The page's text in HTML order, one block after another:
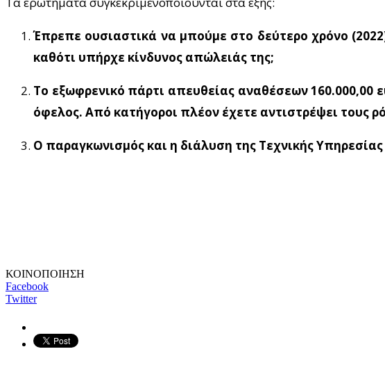
Έπρεπε ουσιαστικά να μπούμε στο δεύτερο χρόνο
καθότι υπήρχε κίνδυνος απώλειάς της;
Το εξωφρενικό πάρτι απευθείας αναθέσεων 160.000,00
όφελος. Από κατήγοροι πλέον έχετε αντιστρέψει τους
Ο παραγκωνισμός και η διάλυση της Τεχνικής
ΚΟΙΝΟΠΟΙΗΣΗ
Facebook
Twitter